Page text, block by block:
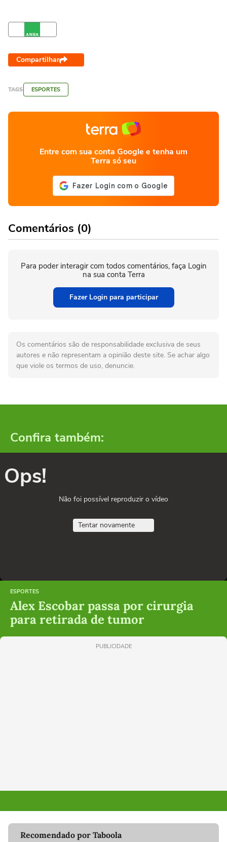
Compartilhar
TAGS ESPORTES
Entre com sua conta Google e tenha um
Terra só seu
Comentários (0)
Para poder interagir com todos comentários, faça Login
na sua conta Terra
Fazer Login para participar
Os comentários são de responsabilidade exclusiva de seus
autores e não representam a opinião deste site. Se achar algo
que viole os termos de uso, denuncie.
Confira também:
Ops!
Não foi possível reproduzir o vídeo
Tentar novamente
ESPORTES
Alex Escobar passa por cirurgia
para retirada de tumor
PUBLICIDADE
Recomendado por Taboola